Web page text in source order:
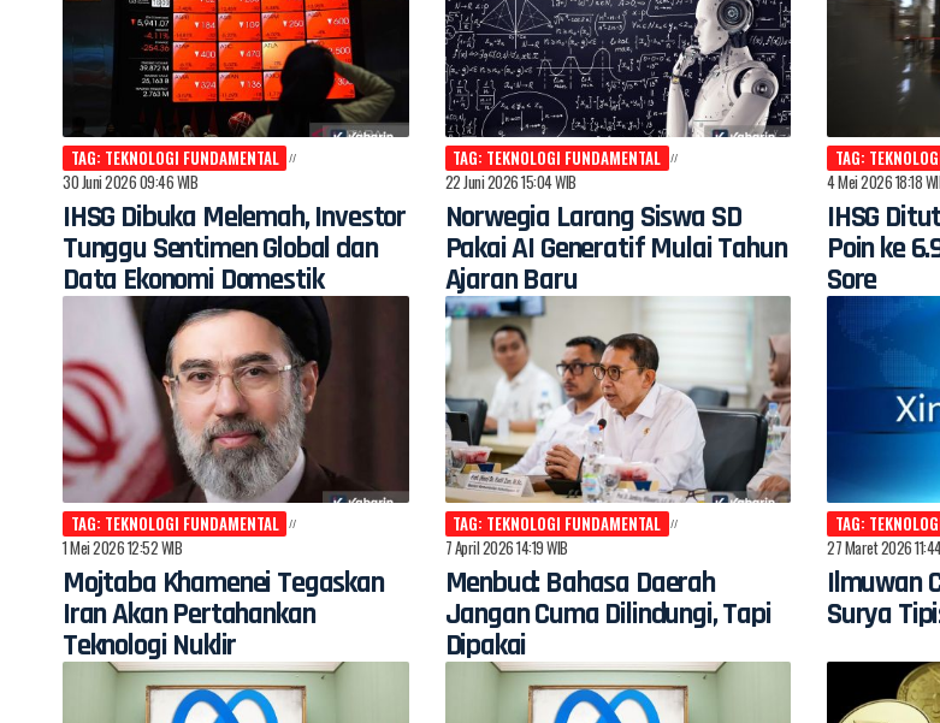
TAG: TEKNOLOGI FUNDAMENTAL
30 Juni 2026 09:46 WIB
IHSG Dibuka Melemah, Investor
Tunggu Sentimen Global dan
Data Ekonomi Domestik
TAG: TEKNOLOGI FUNDAMENTAL
22 Juni 2026 15:04 WIB
Norwegia Larang Siswa SD
Pakai AI Generatif Mulai Tahun
Ajaran Baru
TAG:
4 Mei 2026 18:18
IHSG
Poin ke
Sore
TAG: TEKNOLOGI FUNDAMENTAL
1 Mei 2026 12:52 WIB
Mojtaba Khamenei Tegaskan
Iran Akan Pertahankan
Teknologi Nuklir
TAG: TEKNOLOGI FUNDAMENTAL
7 April 2026 14:19 WIB
Menbud: Bahasa Daerah
Jangan Cuma Dilindungi, Tapi
Dipakai
TAG:
27 Maret 2026
Ilmuwan
Surya